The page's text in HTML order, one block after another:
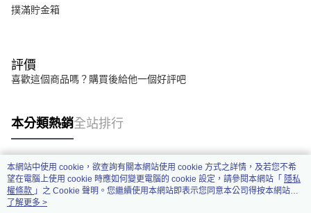
撲滿貯金箱
評價
喜歡這個商品嗎？購買後給他一個好評吧
本分類熱銷全站排行
熱門標籤
本網站中使用 cookie，欲查詢有關本網站使用 cookie 方式之詳情，及若您不希
望在電腦上使用 cookie 時應如何變更電腦的 cookie 設定，請參閱本網站「 隱私
權條款 」之 Cookie 聲明。您繼續使用本網站即表示您同意本公司得按本網站使
用條款之 Cookie 聲明使用 cookie。
了解更多 >